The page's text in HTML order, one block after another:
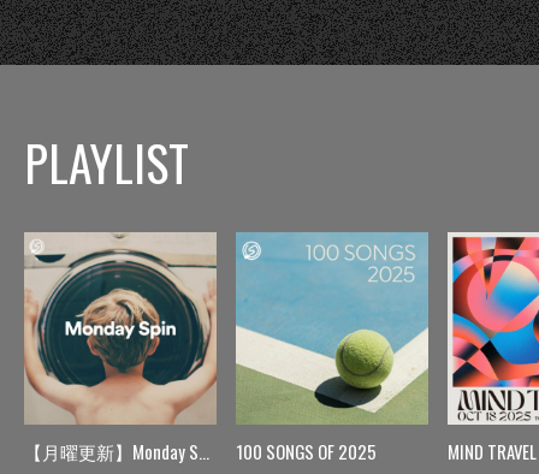
PLAYLIST
【月曜更新】Monday Spin 100 SONGS OF 2025 MIND TRAVEL